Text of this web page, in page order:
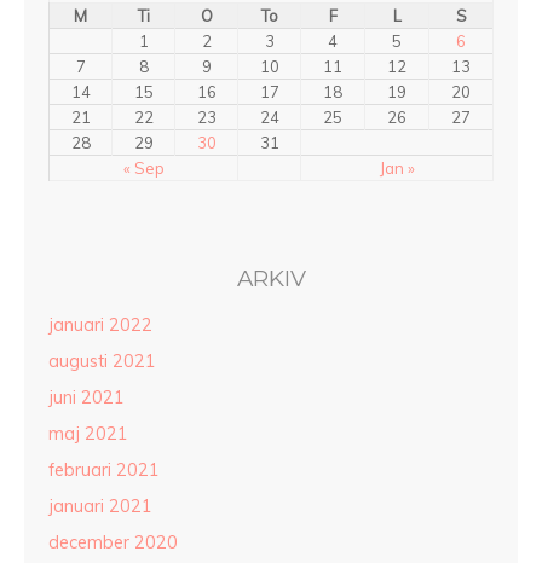
M
Ti O To F L S
« Sep Jan »
1 2 3 4 5
6
7
8 9 10 11 12
13
14
15 16 17 18 19
20
21
22 23 24 25 26
27
28
29 30 31
ARKIV
januari 2022
augusti 2021
juni 2021
maj 2021
februari 2021
januari 2021
december 2020